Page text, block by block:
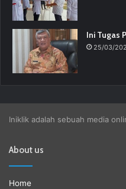
Ini Tugas
25/03/
Iniklik adalah sebuah media
About us
Home